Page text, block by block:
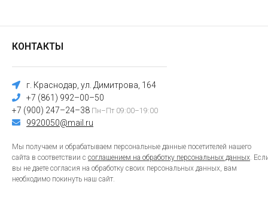
КОНТАКТЫ
г. Краснодар, ул. Димитрова, 164
+7 (861) 992–00–50
+7 (900) 247–24–38 Пн–Пт 09:00–19:00
9920050@mail.ru
Мы получаем и обрабатываем персональные данные посетителей нашего
сайта в соответствии с соглашением на обработку персональных данных.
вы не даете согласия на обработку своих персональных данных, вам
необходимо покинуть наш сайт.